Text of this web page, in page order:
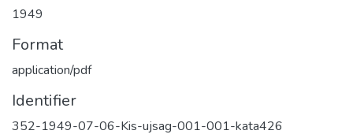
1949
Format
application/pdf
Identifier
352-1949-07-06-Kis-ujsag-001-001-kata426